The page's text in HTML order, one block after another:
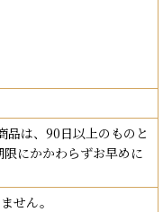
品は、90日以上のものと
にかかわらずお早めに
せん。